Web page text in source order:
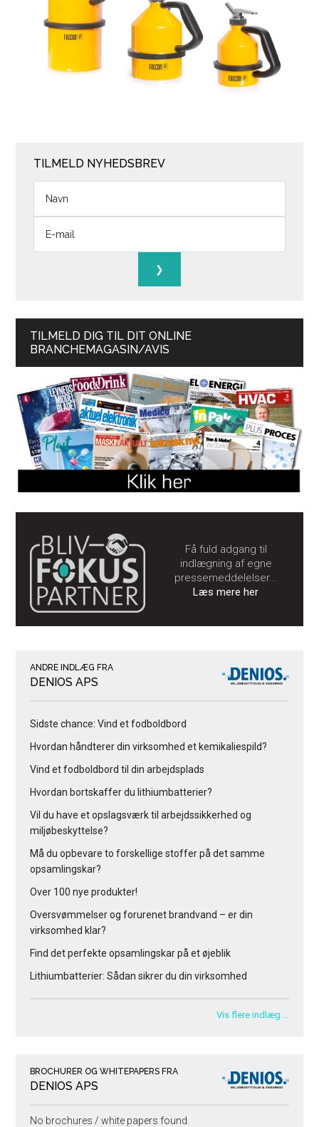
TILMELD NYHEDSBREV
TILMELD DIG TIL DIT ONLINE
BRANCHEMAGASIN/AVIS
Få fuld adgang til
indlægning af egne
pressemeddelelser...
Læs mere her
ANDRE INDLÆG FRA
DENIOS APS
Sidste chance: Vind et fodboldbord
Hvordan håndterer din virksomhed et kemikaliespild?
Vind et fodboldbord til din arbejdsplads
Hvordan bortskaffer du lithiumbatterier?
Vil du have et opslagsværk til arbejdssikkerhed og
miljøbeskyttelse?
Må du opbevare to forskellige stoffer på det samme
opsamlingskar?
Over 100 nye produkter!
Oversvømmelser og forurenet brandvand – er din
virksomhed klar?
Find det perfekte opsamlingskar på et øjeblik
Lithiumbatterier: Sådan sikrer du din virksomhed
Vis flere indlæg …
BROCHURER OG WHITEPAPERS FRA
DENIOS APS
No brochures / white papers found.